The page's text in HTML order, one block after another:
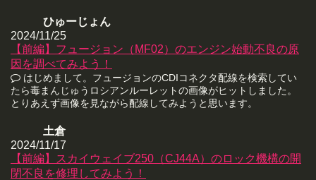
ひゅーじょん
2024/11/25
【前編】フュージョン（MF02）のエンジン始動不良の原
因を調べてみよう！
はじめまして。フュージョンのCDIコネクタ配線を検索してい
たら毒まんじゅうロシアンルーレットの画像がヒットしました。
とりあえず画像を見ながら配線してみようと思います。
土倉
2024/11/17
【前編】スカイウェイブ250（CJ44A）のロック機構の開
閉不良を修理してみよう！